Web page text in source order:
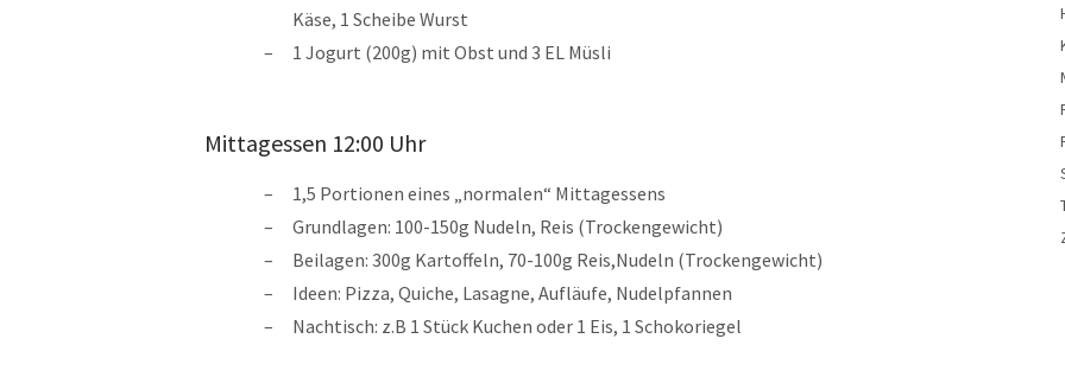
Käse, 1 Scheibe Wurst
1 Jogurt (200g) mit Obst und 3 EL Müsli
Mittagessen 12:00 Uhr
1,5 Portionen eines „normalen“ Mittagessens
Grundlagen: 100-150g Nudeln, Reis (Trockengewicht)
Beilagen: 300g Kartoffeln, 70-100g Reis,Nudeln (Trockengewicht)
Ideen: Pizza, Quiche, Lasagne, Aufläufe, Nudelpfannen
Nachtisch: z.B 1 Stück Kuchen oder 1 Eis, 1 Schokoriegel